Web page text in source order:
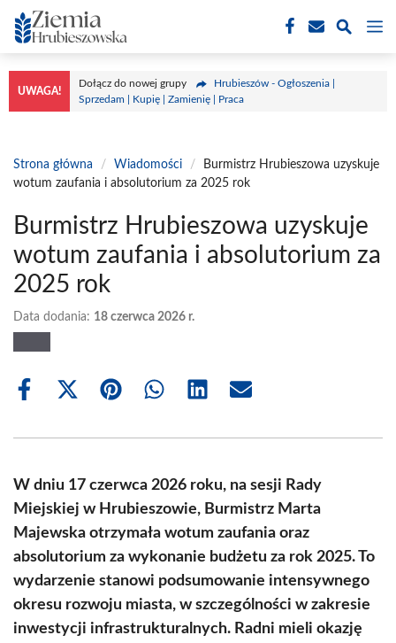
Przejdź
do
treści
UWAGA!
Dołącz do nowej grupy
Hrubieszów - Ogłoszenia |
Sprzedam | Kupię | Zamienię | Praca
Strona główna / Wiadomości /
Burmistrz Hrubieszowa uzyskuje
wotum zaufania i absolutorium za 2025 rok
Burmistrz Hrubieszowa uzyskuje
wotum zaufania i absolutorium za
2025 rok
Data dodania: 18 czerwca 2026 r.
Share
Share
(Twitter)
Share Share Share Share
W dniu 17 czerwca 2026 roku, na sesji Rady
Miejskiej w Hrubieszowie, Burmistrz Marta
Majewska otrzymała wotum zaufania oraz
absolutorium za wykonanie budżetu za rok 2025. To
wydarzenie stanowi podsumowanie intensywnego
okresu rozwoju miasta, w szczególności w zakresie
inwestycji infrastrukturalnych. Radni mieli okazję